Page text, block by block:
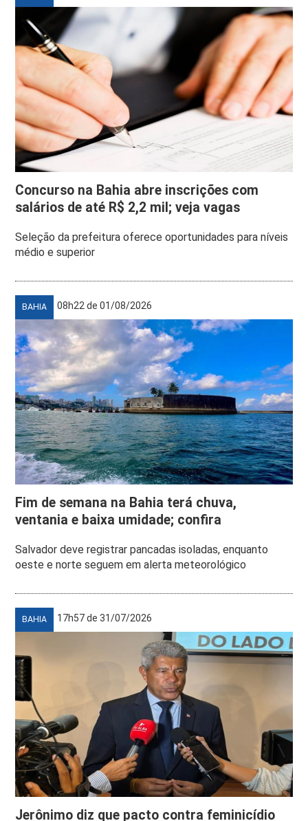
Concurso na Bahia abre inscrições com
salários de até R$ 2,2 mil; veja vagas
Seleção da prefeitura oferece oportunidades para níveis
médio e superior
BAHIA 08h22 de 01/08/2026
Fim de semana na Bahia terá chuva,
ventania e baixa umidade; confira
Salvador deve registrar pancadas isoladas, enquanto
oeste e norte seguem em alerta meteorológico
BAHIA 17h57 de 31/07/2026
Jerônimo diz que pacto contra feminicídio